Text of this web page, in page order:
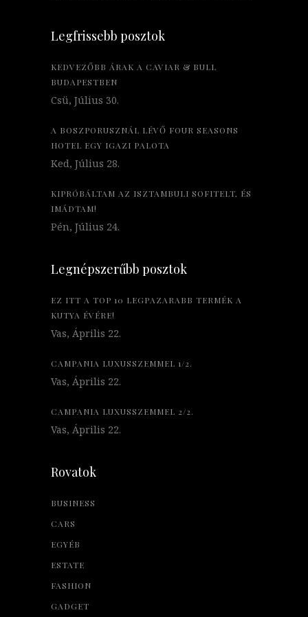
Legfrissebb posztok
KEDVEZŐBB ÁRAK A CAVIAR & BULL
BUDAPESTBEN
Csü, Július 30.
A BOSZPORUSZNÁL LÉVŐ FOUR SEASONS
HOTEL EGY IGAZI PALOTA
Ked, Július 28.
KIPRÓBÁLTAM AZ ISZTAMBULI SOFITELT, ÉS
IMÁDTAM!
Pén, Július 24.
Legnépszerűbb posztok
EZ ITT A TOP 10 LEGPAZARABB TERMÉK A
KUTYA ÉVÉRE!
Vas, Április 22.
CAMPANIA LUXUSSZEMMEL 1/2.
Vas, Április 22.
CAMPANIA LUXUSSZEMMEL 2/2.
Vas, Április 22.
Rovatok
BUSINESS
CARS
EGYÉB
ESTATE
FASHION
GADGET